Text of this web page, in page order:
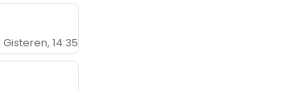
Gisteren, 14:35